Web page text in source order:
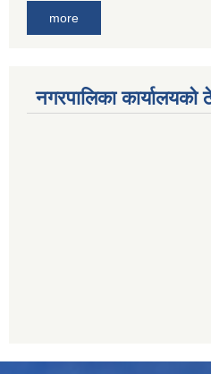
नेपाल क्रेडिट एण्ड कमर्स बैंक, चाैतारा
011620402
more
नगरपालिका कार्यालयको